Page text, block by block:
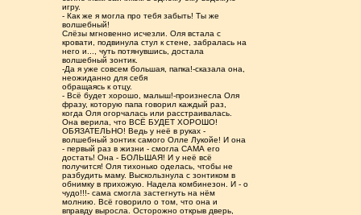
игру.
- Как же я могла про тебя забыть! Ты же
волшебный!
Слёзы мгновенно исчезли. Оля встала с
кровати, подвинула стул к стене, забралась на
него и..., чуть потянувшись, достала
волшебный зонтик.
-Да я уже совсем большая, папка!-сказала она,
неожиданно для себя
обращаясь к отцу.
- Всё будет хорошо, малыш!-произнесла Оля
фразу, которую папа говорил каждый раз,
когда Оля огорчалась или расстраивалась.
Она верила, что ВСЁ БУДЕТ ХОРОШО!
ОБЯЗАТЕЛЬНО! Ведь у неё в руках -
волшебный зонтик самого Олле Лукойе! И она
- первый раз в жизни - смогла САМА его
достать! Она - БОЛЬШАЯ! И у неё всё
получится! Оля тихонько оделась, чтобы не
разбудить маму. Выскользнула с зонтиком в
обнимку в прихожую. Надела комбинезон. И - о
чудо!!!- сама смогла застегнуть на нём
молнию. Всё говорило о том, что она и
вправду выросла. Осторожно открыв дверь,